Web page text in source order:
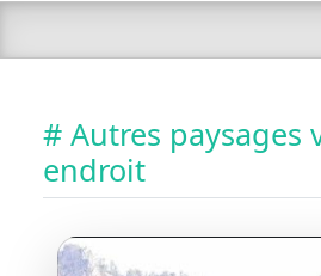
# Autres paysages
endroit